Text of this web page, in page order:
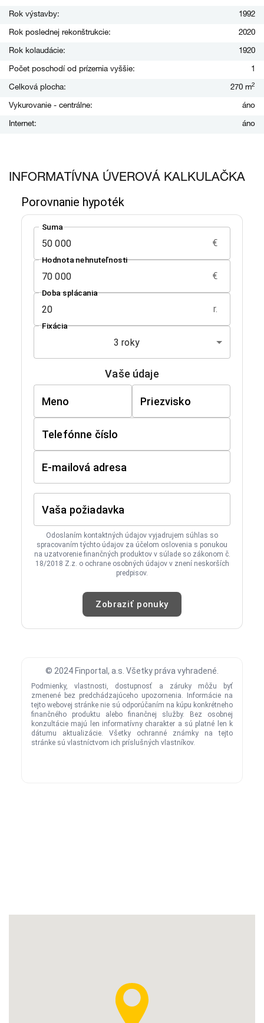
Rok výstavby: 1992
Rok poslednej rekonštrukcie: 2020
Rok kolaudácie: 1920
Počet poschodí od prízemia vyššie: 1
Celková plocha: 270 m2
Vykurovanie - centrálne: áno
Internet: áno
INFORMATÍVNA ÚVEROVÁ KALKULAČKA